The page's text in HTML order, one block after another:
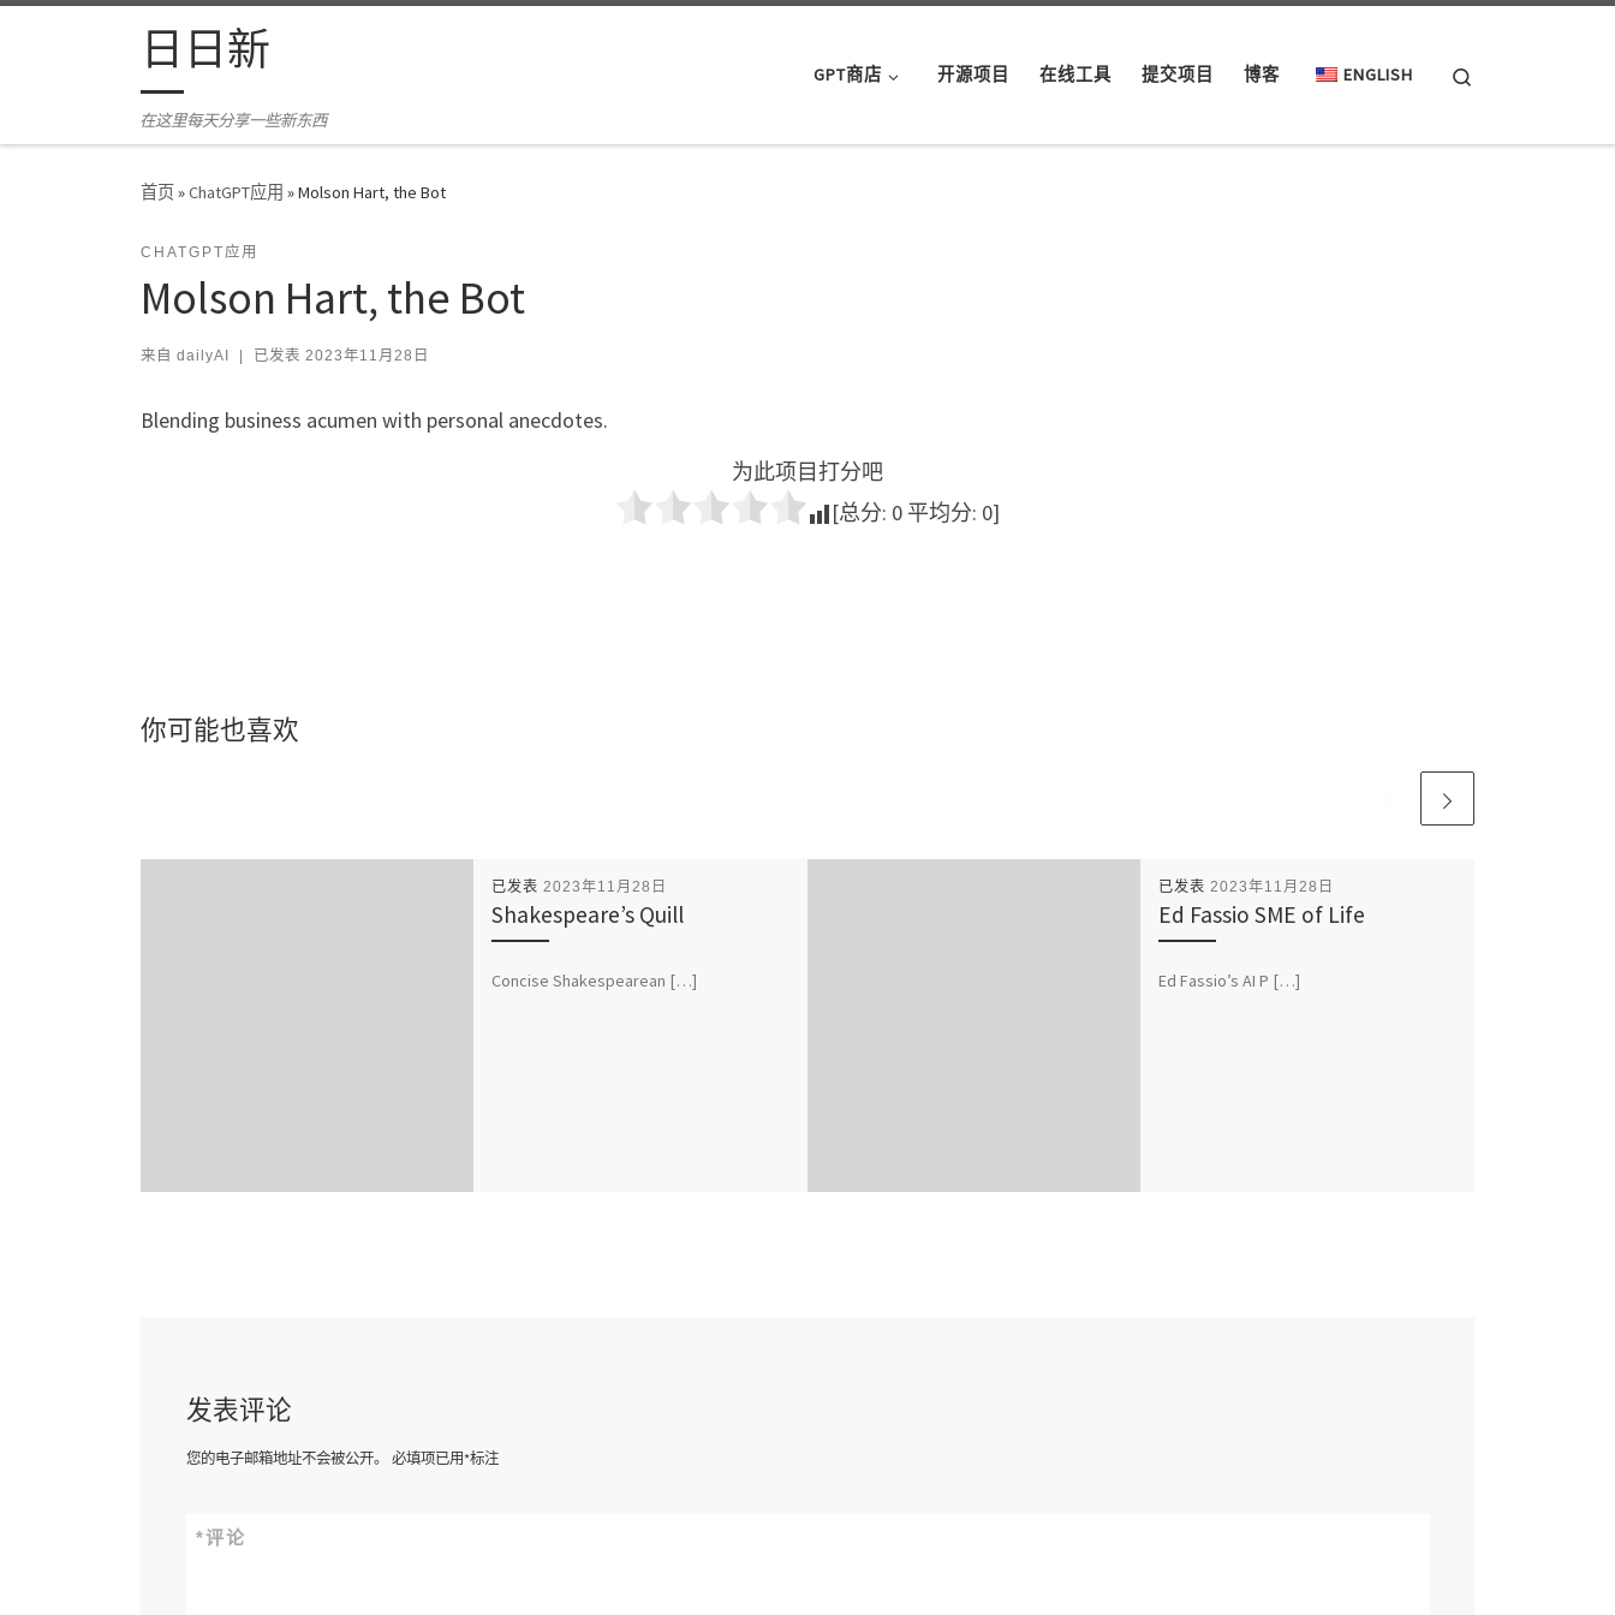
Skip to content日日新
在这里每天分享一些新东西
GPT商店 开源项目 在线工具 提交项目 博客 ENGLISH
首页»ChatGPT应用 »Molson Hart, the Bot
CHATGPT应用
Molson Hart, the Bot
来自 dailyAI 已发表 2023年11月28日
Blending business acumen with personal anecdotes.
为此项目打分吧
[总分: 0 平均分: 0]
你可能也喜欢
已发表 2023年11月28日
Shakespeare’s Quill
Concise Shakespearean […]
已发表 2023年11月28日
Ed Fassio SME of Life
Ed Fassio’s AI P […]
发表评论
您的电子邮箱地址不会被公开。 必填项已用*标注
评论
*